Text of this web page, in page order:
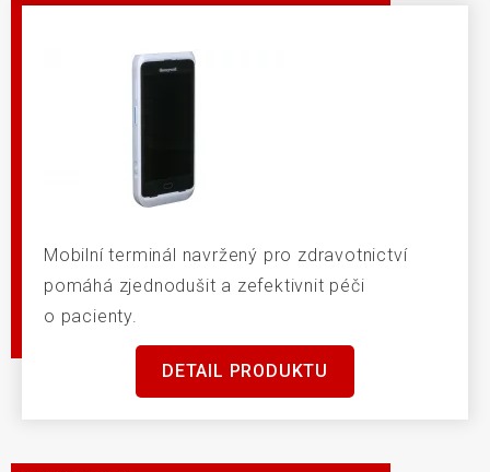
Mobilní terminál navržený pro zdravotnictví
pomáhá zjednodušit a zefektivnit péči
o pacienty.
DETAIL PRODUKTU